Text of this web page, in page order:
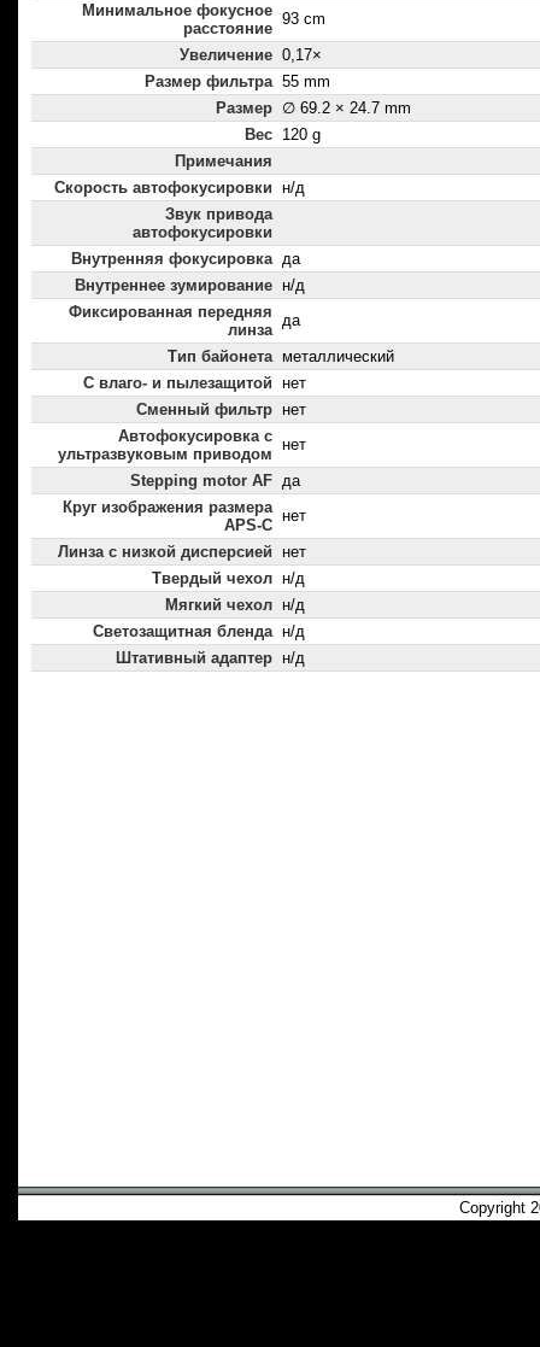
Минимальное фокусное
расстояние
93 cm
Увеличение 0,17×
Размер фильтра 55 mm
Размер ∅ 69.2 × 24.7 mm
Вес 120 g
Примечания
Скорость автофокусировки н/д
Звук привода
автофокусировки
Внутренняя фокусировка да
Внутреннее зумирование н/д
Фиксированная передняя
линза
да
Тип байонета металлический
С влаго- и пылезащитой нет
Сменный фильтр нет
Автофокусировка с
ультразвуковым приводом
нет
Stepping motor AF да
Круг изображения размера
APS-C
нет
Линза с низкой дисперсией
нет
Твердый чехол н/д
Мягкий чехол н/д
Светозащитная бленда н/д
Штативный адаптер н/д
Copyright